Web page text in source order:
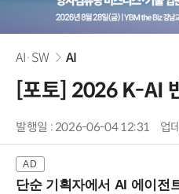
AI·SW AI
[포토] 2026 K-AI
발행일 : 2026-06-04 12:31 업
단순 기획자에서 AI 에이전트의 세계관을 만